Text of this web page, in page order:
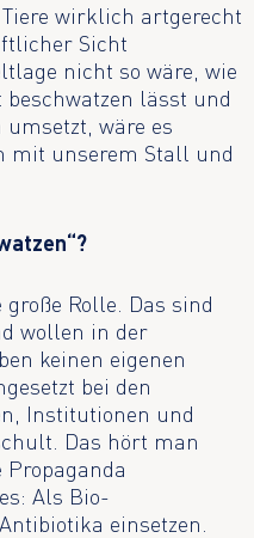
wirklich artgerecht
Sicht
nicht so wäre, wie
lässt und
wäre es
mit unserem Stall und
Rolle. Das sind
wollen in der
keinen eigenen
bei den
Institutionen und
Das hört man
Als Bio-
einsetzen.